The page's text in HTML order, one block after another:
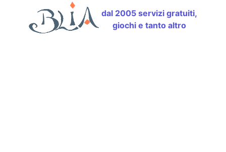
dal 2005 servizi gratuiti,
giochi e tanto altro